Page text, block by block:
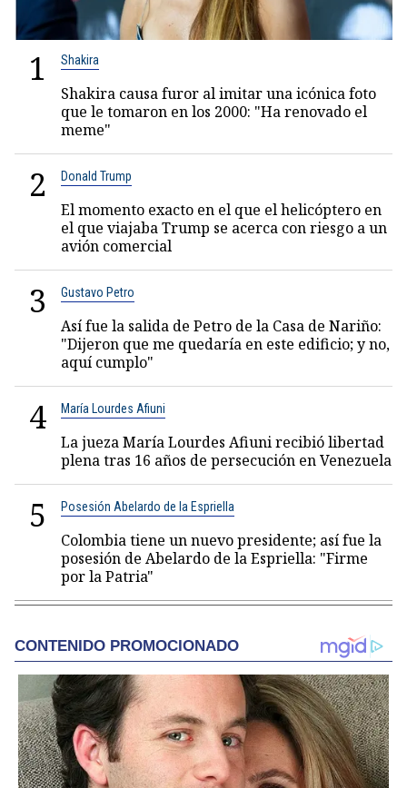
1 Shakira
Shakira causa furor al imitar una icónica foto
que le tomaron en los 2000: "Ha renovado el
meme"
2 Donald Trump
El momento exacto en el que el helicóptero en
el que viajaba Trump se acerca con riesgo a un
avión comercial
3 Gustavo Petro
Así fue la salida de Petro de la Casa de Nariño:
"Dijeron que me quedaría en este edificio; y no,
aquí cumplo"
4 María Lourdes Afiuni
La jueza María Lourdes Afiuni recibió libertad
plena tras 16 años de persecución en Venezuela
5 Posesión Abelardo de la Espriella
Colombia tiene un nuevo presidente; así fue la
posesión de Abelardo de la Espriella: "Firme
por la Patria"